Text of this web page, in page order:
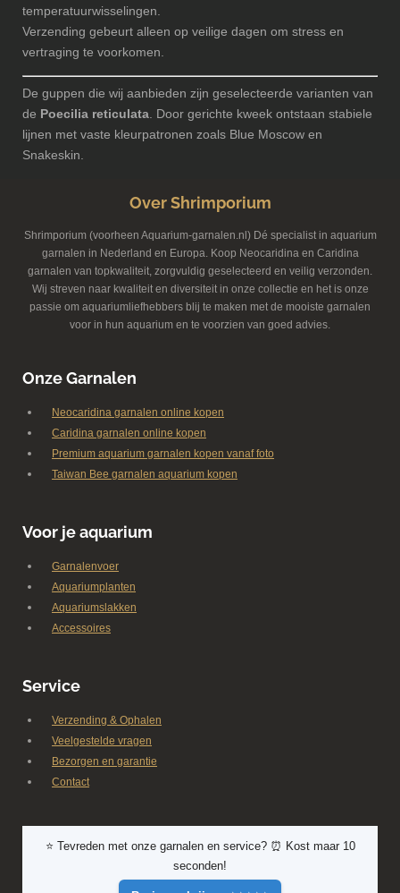
temperatuurwisselingen.
Verzending gebeurt alleen op veilige dagen om stress en
vertraging te voorkomen.
De guppen die wij aanbieden zijn geselecteerde varianten van
de Poecilia reticulata . Door gerichte kweek ontstaan stabiele
lijnen met vaste kleurpatronen zoals Blue Moscow en
Snakeskin.
Over Shrimporium
Shrimporium (voorheen Aquarium-garnalen.nl) Dé specialist in aquarium
garnalen in Nederland en Europa. Koop Neocaridina en Caridina
garnalen van topkwaliteit, zorgvuldig geselecteerd en veilig verzonden.
Wij streven naar kwaliteit en diversiteit in onze collectie en het is onze
passie om aquariumliefhebbers blij te maken met de mooiste garnalen
voor in hun aquarium en te voorzien van goed advies.
Onze Garnalen
Neocaridina garnalen online kopen
Caridina garnalen online kopen
Premium aquarium garnalen kopen vanaf foto
Taiwan Bee garnalen aquarium kopen
Voor je aquarium
Garnalenvoer
Aquariumplanten
Aquariumslakken
Accessoires
Service
Verzending & Ophalen
Veelgestelde vragen
Bezorgen en garantie
Contact
⭐ Tevreden met onze garnalen en service? ⏰ Kost maar 10
seconden!